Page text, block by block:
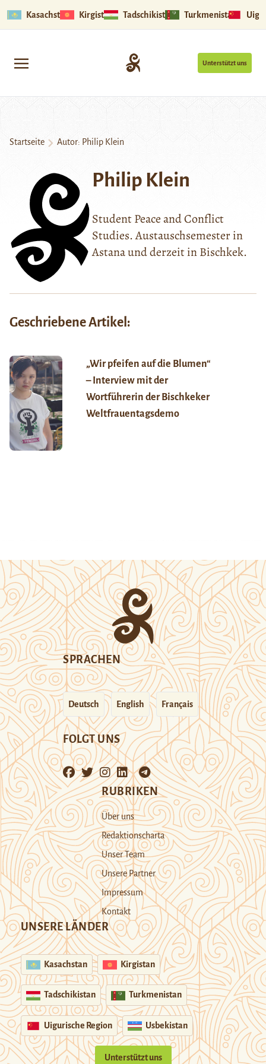
Kasachstan Kirgistan Tadschikistan Turkmenistan
Unterstützt uns
Startseite Autor: Philip Klein
Philip Klein
Student Peace and Conflict
Studies. Austauschsemester in
Astana und derzeit in Bischkek.
Geschriebene Artikel:
„Wir pfeifen auf die Blumen“
– Interview mit der
Wortführerin der Bischkeker
Weltfrauentagsdemo
SPRACHEN
Deutsch English Français
FOLGT UNS
RUBRIKEN
Über uns
Redaktionscharta
Unser Team
Unsere Partner
Impressum
Kontakt
UNSERE LÄNDER
Kasachstan Kirgistan
Tadschikistan Turkmenistan
Uigurische Region Usbekistan
Unterstützt uns